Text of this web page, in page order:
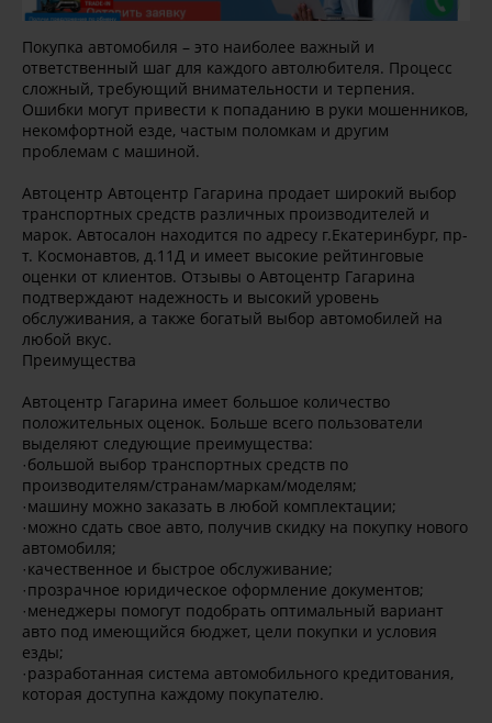
Покупка автомобиля – это наиболее важный и
ответственный шаг для каждого автолюбителя. Процесс
сложный, требующий внимательности и терпения.
Ошибки могут привести к попаданию в руки мошенников,
некомфортной езде, частым поломкам и другим
проблемам с машиной.
Автоцентр Автоцентр Гагарина продает широкий выбор
транспортных средств различных производителей и
марок. Автосалон находится по адресу г.Екатеринбург, пр-
т. Космонавтов, д.11Д и имеет высокие рейтинговые
оценки от клиентов. Отзывы о Автоцентр Гагарина
подтверждают надежность и высокий уровень
обслуживания, а также богатый выбор автомобилей на
любой вкус.
Преимущества
Автоцентр Гагарина имеет большое количество
положительных оценок. Больше всего пользователи
выделяют следующие преимущества:
·большой выбор транспортных средств по
производителям/странам/маркам/моделям;
·машину можно заказать в любой комплектации;
·можно сдать свое авто, получив скидку на покупку нового
автомобиля;
·качественное и быстрое обслуживание;
·прозрачное юридическое оформление документов;
·менеджеры помогут подобрать оптимальный вариант
авто под имеющийся бюджет, цели покупки и условия
езды;
·разработанная система автомобильного кредитования,
которая доступна каждому покупателю.